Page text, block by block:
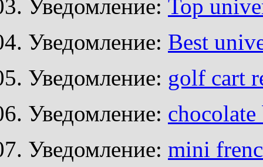
Уведомление: Top
Уведомление: Best
Уведомление: golf cart
Уведомление:
Уведомление: mini